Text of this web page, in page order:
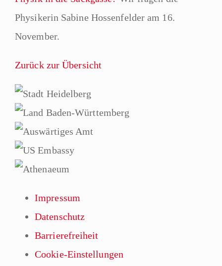
Physikerin Sabine Hossenfelder am 16.
November.
Zurück zur Übersicht
Impressum
Datenschutz
Barrierefreiheit
Cookie-Einstellungen